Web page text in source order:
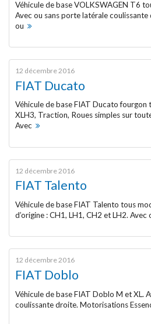
L’innovation
PRODUITS
Véhicules disponibles
Cellules intégrées
Caisses rapportées
Groupes frigorifiques
SERVICES
d’agrément ATP
Véhicule de base VOLKSWAGEN T6
Avec ou sans porte latérale
ou
12 décembre 2016
FIAT Ducato
Véhicule de base FIAT Ducato fourgon
XLH3, Traction, Roues simples sur
Avec
12 décembre 2016
FIAT Talento
Véhicule de base FIAT Talento tous
d’origine : CH1, LH1, CH2 et LH2.
12 décembre 2016
FIAT Doblo
Véhicule de base FIAT Doblo M et XL.
coulissante droite. Motorisations